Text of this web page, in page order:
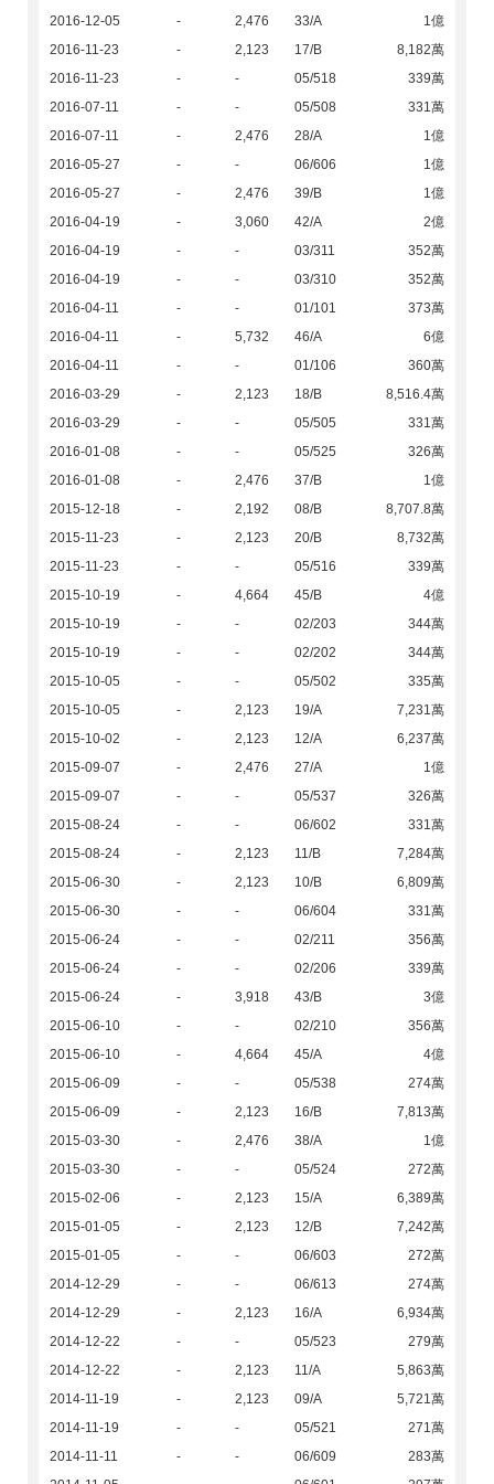
2016-12-05
- 2,476 33/A
1億
2016-11-23
- 2,123 17/B
8,182萬
2016-11-23
- - 05/518
339萬
2016-07-11
- - 05/508
331萬
2016-07-11
- 2,476 28/A
1億
2016-05-27
- - 06/606
1億
2016-05-27
- 2,476 39/B
1億
2016-04-19
- 3,060 42/A
2億
2016-04-19
- - 03/311
352萬
2016-04-19
- - 03/310
352萬
2016-04-11
- - 01/101
373萬
2016-04-11
- 5,732 46/A
6億
2016-04-11
- - 01/106
360萬
2016-03-29
- 2,123 18/B
8,516.4萬
2016-03-29
- - 05/505
331萬
2016-01-08
- - 05/525
326萬
2016-01-08
- 2,476 37/B
1億
2015-12-18
- 2,192 08/B
8,707.8萬
2015-11-23
- 2,123 20/B
8,732萬
2015-11-23
- - 05/516
339萬
2015-10-19
- 4,664 45/B
4億
2015-10-19
- - 02/203
344萬
2015-10-19
- - 02/202
344萬
2015-10-05
- - 05/502
335萬
2015-10-05
- 2,123 19/A
7,231萬
2015-10-02
- 2,123 12/A
6,237萬
2015-09-07
- 2,476 27/A
1億
2015-09-07
- - 05/537
326萬
2015-08-24
- - 06/602
331萬
2015-08-24
- 2,123 11/B
7,284萬
2015-06-30
- 2,123 10/B
6,809萬
2015-06-30
- - 06/604
331萬
2015-06-24
- - 02/211
356萬
2015-06-24
- - 02/206
339萬
2015-06-24
- 3,918 43/B
3億
2015-06-10
- - 02/210
356萬
2015-06-10
- 4,664 45/A
4億
2015-06-09
- - 05/538
274萬
2015-06-09
- 2,123 16/B
7,813萬
2015-03-30
- 2,476 38/A
1億
2015-03-30
- - 05/524
272萬
2015-02-06
- 2,123 15/A
6,389萬
2015-01-05
- 2,123 12/B
7,242萬
2015-01-05
- - 06/603
272萬
2014-12-29
- - 06/613
274萬
2014-12-29
- 2,123 16/A
6,934萬
2014-12-22
- - 05/523
279萬
2014-12-22
- 2,123 11/A
5,863萬
2014-11-19
- 2,123 09/A
5,721萬
2014-11-19
- - 05/521
271萬
2014-11-11
- - 06/609
283萬